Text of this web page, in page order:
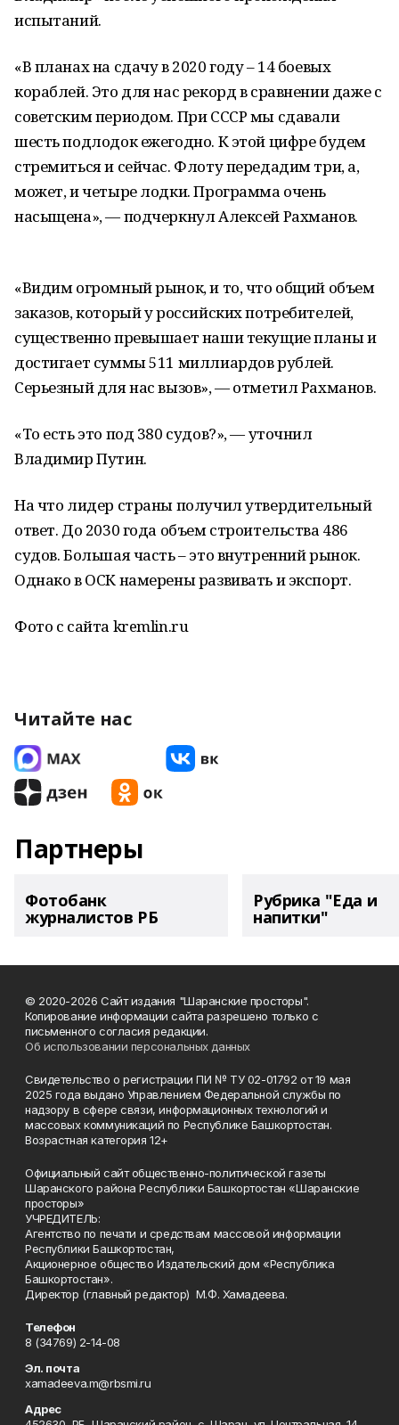
испытаний.
«В планах на сдачу в 2020 году – 14 боевых
кораблей. Это для нас рекорд в сравнении даже с
советским периодом. При СССР мы сдавали
шесть подлодок ежегодно. К этой цифре будем
стремиться и сейчас. Флоту передадим три, а,
может, и четыре лодки. Программа очень
насыщена», — подчеркнул Алексей Рахманов.
«Видим огромный рынок, и то, что общий объем
заказов, который у российских потребителей,
существенно превышает наши текущие планы и
достигает суммы 511 миллиардов рублей.
Серьезный для нас вызов», — отметил Рахманов.
«То есть это под 380 судов?», — уточнил
Владимир Путин.
На что лидер страны получил утвердительный
ответ. До 2030 года объем строительства 486
судов. Большая часть – это внутренний рынок.
Однако в ОСК намерены развивать и экспорт.
Фото с сайта kremlin.ru
Читайте нас
Партнеры
Фотобанк
журналистов РБ
Рубрика "Еда и
напитки"
© 2020-2026 Сайт издания "Шаранские просторы".
Копирование информации сайта разрешено только с
письменного согласия редакции.
Об использовании персональных данных
Свидетельство о регистрации ПИ № ТУ 02-01792 от 19 мая
2025 года выдано Управлением Федеральной службы по
надзору в сфере связи, информационных технологий и
массовых коммуникаций по Республике Башкортостан.
Возрастная категория 12+
Официальный сайт общественно-политической газеты
Шаранского района Республики Башкортостан «Шаранские
просторы»
УЧРЕДИТЕЛЬ:
Агентство по печати и средствам массовой информации
Республики Башкортостан,
Акционерное общество Издательский дом «Республика
Башкортостан».
Директор (главный редактор) М.Ф. Хамадеева.
Телефон
8 (34769) 2-14-08
Эл. почта
xamadeeva.m@rbsmi.ru
Адрес